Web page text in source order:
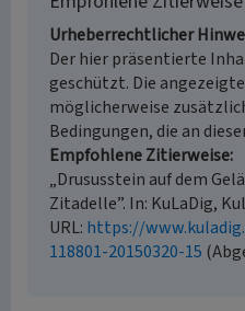
Urheberrechtlicher
Der hier präsentierte
geschützt. Die
möglicherweise
Bedingungen, die an
Empfohlene Zitierweise
„Drususstein auf dem
Zitadelle”. In: KuLaDig,
URL: https://
118801-20150320-15